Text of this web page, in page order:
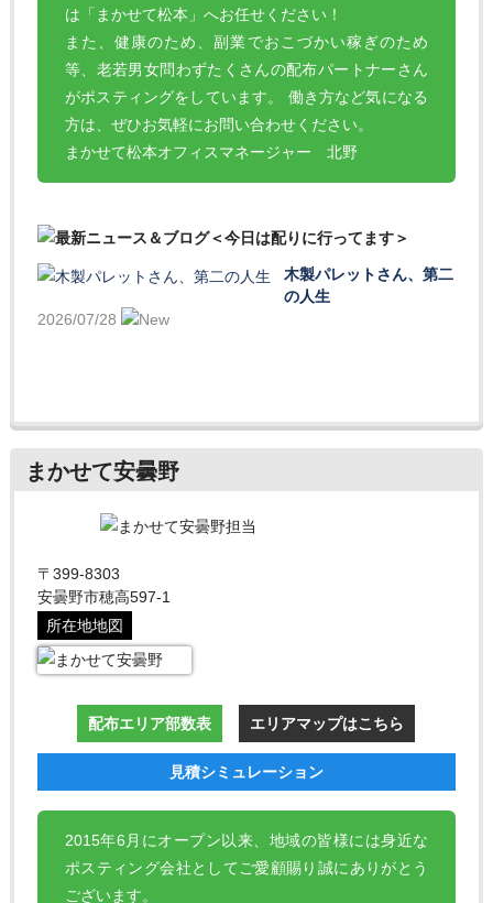
は「まかせて松本」へお任せください！
また、健康のため、副業でおこづかい稼ぎのため
等、老若男女問わずたくさんの配布パートナーさん
がポスティングをしています。 働き方など気になる
方は、ぜひお気軽にお問い合わせください。
まかせて松本オフィスマネージャー 北野
木製パレットさん、第二
の人生
2026/07/28
まかせて安曇野
〒399-8303
安曇野市穂高597-1
所在地地図
配布エリア部数表 エリアマップはこちら
見積シミュレーション
2015年6月にオープン以来、地域の皆様には身近な
ポスティング会社としてご愛顧賜り誠にありがとう
ございます。